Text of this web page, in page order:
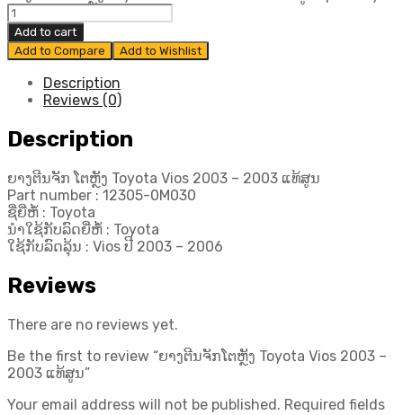
Add to cart
Add to Compare
Add to Wishlist
Description
Reviews (0)
Description
ຍາງຕີນຈັກ ໂຕຫຼັງ Toyota Vios 2003 – 2003 ແທ້ສູນ
Part number : 12305-0M030
ຊື່ຍີ່ຫໍ້ : Toyota
ນຳໃຊ້ກັບລົດຍີ່ຫໍ້ : Toyota
ໃຊ້ກັບລົດລຸ້ນ : Vios ປີ​ 2003 – 2006
Reviews
There are no reviews yet.
Be the first to review “ຍາງຕີນຈັກໂຕຫຼັງ Toyota Vios 2003 –
2003 ແທ້ສູນ”
Your email address will not be published. Required fields